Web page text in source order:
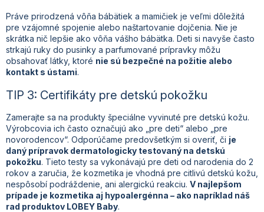
Práve prirodzená vôňa bábätiek a mamičiek je veľmi dôležitá
pre vzájomné spojenie alebo naštartovanie dojčenia. Nie je
skrátka nič lepšie ako vôňa vášho bábätka. Deti si navyše často
strkajú ruky do pusinky a parfumované prípravky môžu
obsahovať látky, ktoré nie sú bezpečné na požitie alebo
kontakt s ústami.
TIP 3: Certifikáty pre detskú pokožku
Zamerajte sa na produkty špeciálne vyvinuté pre detskú kožu.
Výrobcovia ich často označujú ako „pre deti“ alebo „pre
novorodencov“. Odporúčame predovšetkým si overiť, či je
daný prípravok dermatologicky testovaný na detskú
pokožku. Tieto testy sa vykonávajú pre deti od narodenia do 2
rokov a zaručia, že kozmetika je vhodná pre citlivú detskú kožu,
nespôsobí podráždenie, ani alergickú reakciu. V najlepšom
prípade je kozmetika aj hypoalergénna – ako napríklad náš
rad produktov LOBEY Baby.